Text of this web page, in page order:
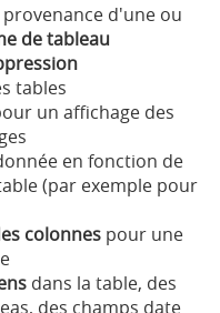
d'une ou
de tableau
tables
un affichage des
en fonction de
(par exemple pour
colonnes pour une
dans la table, des
des champs date